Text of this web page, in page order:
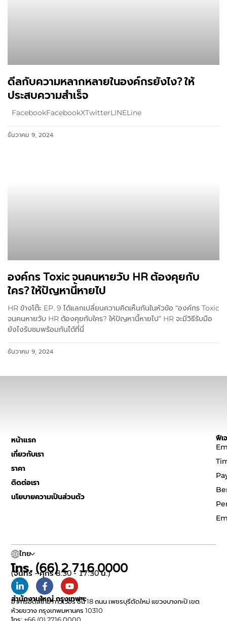
ดีลกับความหลากหลายในองค์กรยังไง? ให้
ประสบความสำเร็จ
FacebookFacebookXTwitterLINELine
ธันวาคม 9, 2024
องค์กร Toxic จนคนหายวับ HR ต้องคุยกับ
ใคร? ให้ปัญหานี้หายไป
HR ข้างโต๊ะ EP. 9 ได้แลกเปลี่ยนความคิดเห็นกันในหัวข้อ “องค์กร Toxic
จนคนหายวับ HR ต้องคุยกับใคร? ให้ปัญหานี้หายไป” HR จะมีวิธีรับมือ
ยังไงรับชมพร้อมกันได้ที่นี่
ธันวาคม 9, 2024
หน้าแรก
เกี่ยวกับเรา
ราคา
ติดต่อเรา
นโยบายความเป็นส่วนตัว
ฟีเ
ไทย
โทร. (66) 2 716 0000
(จันทร์ - ศุกร์ 8:30 - 17:30 น.)
สำนักงานใหญ่ กรุงเทพฯ:
อาคารอิตัลไทย ทาวเวอร์ ชั้น 18 ถนน เพชรบุรีตัดใหม่ แขวงบางกะปิ เขต
ห้วยขวาง กรุงเทพมหานคร 10310
โทร: +66 (0) 2716 0000